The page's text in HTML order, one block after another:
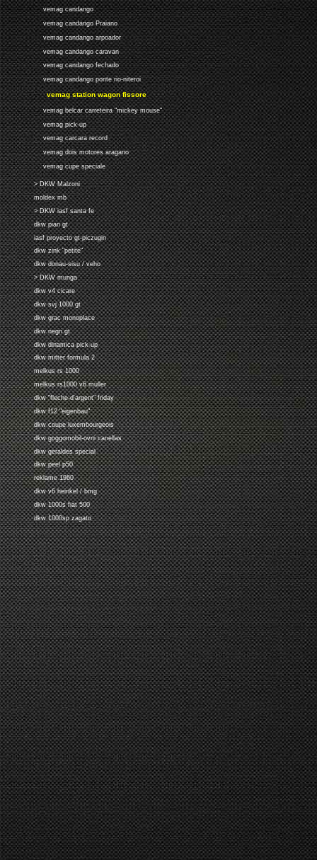
vemag candango
vemag candango Praiano
vemag candango arpoador
vemag candango caravan
vemag candango fechado
vemag candango ponte rio-niteroi
vemag station wagon fissore
vemag belcar carreteira "mickey mouse"
vemag pick-up
vemag carcara record
vemag dois motores aragano
vemag cupe speciale
> DKW Malzoni
moldex mb
> DKW iasf santa fe
dkw pian gt
iasf proyecto gt-piczugin
dkw zink "petite"
dkw donau-sisu / veho
> DKW munga
dkw v4 cicare
dkw svj 1000 gt
dkw grac monoplace
dkw negri gt
dkw dinamica pick-up
dkw mitter formula 2
melkus rs 1000
melkus rs1000 v6 muller
dkw "fleche-d'argent" friday
dkw f12 "eigenbau"
dkw coupe luxembourgeois
dkw goggomobil-ovni canellas
dkw geraldes special
dkw peel p50
reklame 1960
dkw v6 heinkel / bmg
dkw 1000s fiat 500
dkw 1000sp zagato